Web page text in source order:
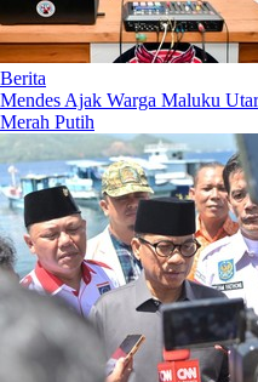
Berita
Mendes Ajak Warga Maluku
Merah Putih